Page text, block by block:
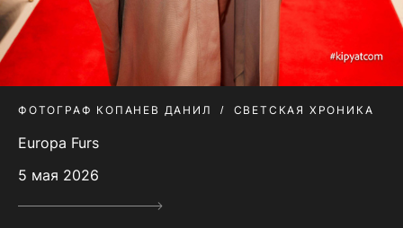
ФОТОГРАФ КОПАНЕВ ДАНИЛ СВЕТСКАЯ ХРОНИКА
Europa Furs
5 мая 2026